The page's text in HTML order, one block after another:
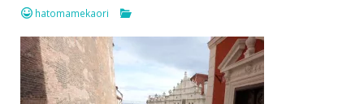
hatomamekaori